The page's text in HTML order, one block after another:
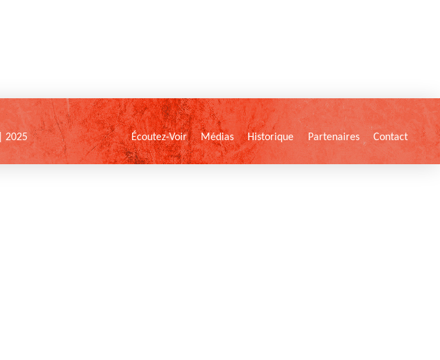
| 2025 Écoutez-Voir Médias Historique Partenaires Contact